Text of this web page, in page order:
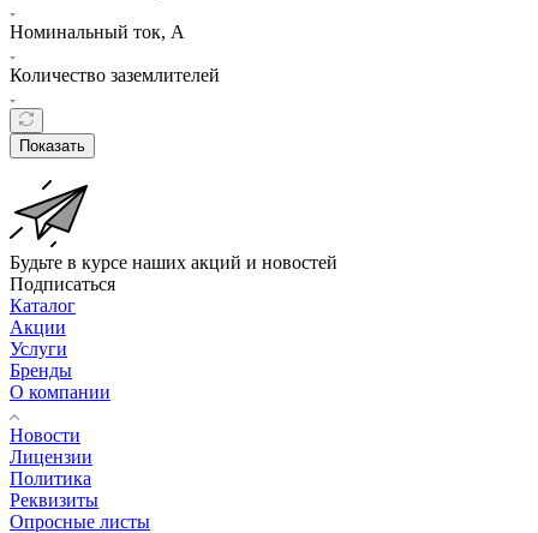
Номинальный ток, А
Количество заземлителей
Показать
Будьте в курсе наших акций и новостей
Подписаться
Каталог
Акции
Услуги
Бренды
О компании
Новости
Лицензии
Политика
Реквизиты
Опросные листы